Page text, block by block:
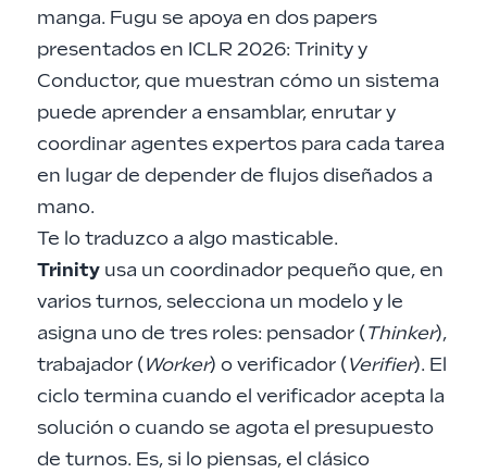
manga. Fugu se apoya en dos papers
presentados en ICLR 2026: Trinity y
Conductor, que muestran cómo un sistema
puede aprender a ensamblar, enrutar y
coordinar agentes expertos para cada tarea
en lugar de depender de flujos diseñados a
mano.
Te lo traduzco a algo masticable.
Trinityusa un coordinador pequeño que, en
varios turnos, selecciona un modelo y le
asigna uno de tres roles: pensador ( Thinker),
trabajador ( Worker) o verificador ( Verifier). El
ciclo termina cuando el verificador acepta la
solución o cuando se agota el presupuesto
de turnos. Es, si lo piensas, el clásico